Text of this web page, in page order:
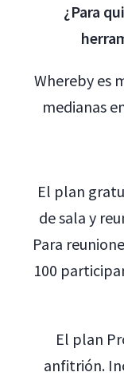
¿Para
Whereby es
medianas
El plan
de sala y
Para
100
El plan
anfitrión.